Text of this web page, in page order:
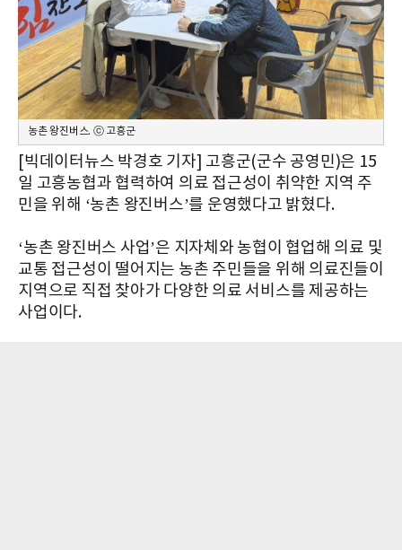
농촌 왕진버스. ⓒ 고흥군
[빅데이터뉴스 박경호 기자] 고흥군(군수 공영민)은 15
일 고흥농협과 협력하여 의료 접근성이 취약한 지역 주
민을 위해 ‘농촌 왕진버스’를 운영했다고 밝혔다.
‘농촌 왕진버스 사업’은 지자체와 농협이 협업해 의료 및
교통 접근성이 떨어지는 농촌 주민들을 위해 의료진들이
지역으로 직접 찾아가 다양한 의료 서비스를 제공하는
사업이다.